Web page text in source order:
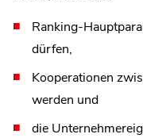
Ranking-
dürfen,
Kooperationen
werden und
die